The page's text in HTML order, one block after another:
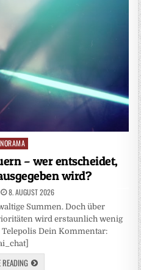
– wer entscheidet,
wird?
8. AUGUST 2026
Summen. Doch über
wird erstaunlich wenig
Dein Kommentar: